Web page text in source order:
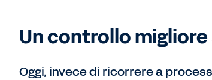
Un controllo
Oggi, invece di ricorrere a